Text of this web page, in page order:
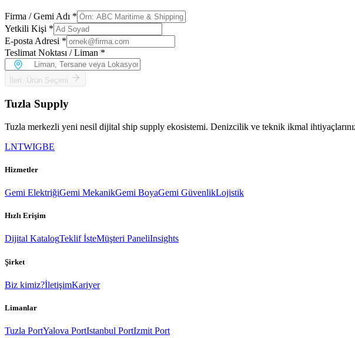
Firma / Gemi Adı *
Yetkili Kişi *
E-posta Adresi *
Teslimat Noktası / Liman *
İleri: Ürün Seçimi
Tuzla Supply
Tuzla merkezli yeni nesil dijital ship supply ekosistemi. Denizcilik ve teknik ikmal
LNTWIGBE
Hizmetler
Gemi ElektriğiGemi MekanikGemi BoyaGemi GüvenlikLojistik
Hızlı Erişim
Dijital KatalogTeklif İsteMüşteri PaneliInsights
Şirket
Biz kimiz?İletişimKariyer
Limanlar
Tuzla PortYalova PortIstanbul PortIzmit Port